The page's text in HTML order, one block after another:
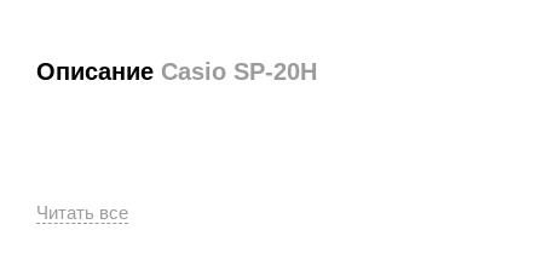
Описание Casio SP-20H
Педаль сустейна Casio SP-20 подходит ко всем